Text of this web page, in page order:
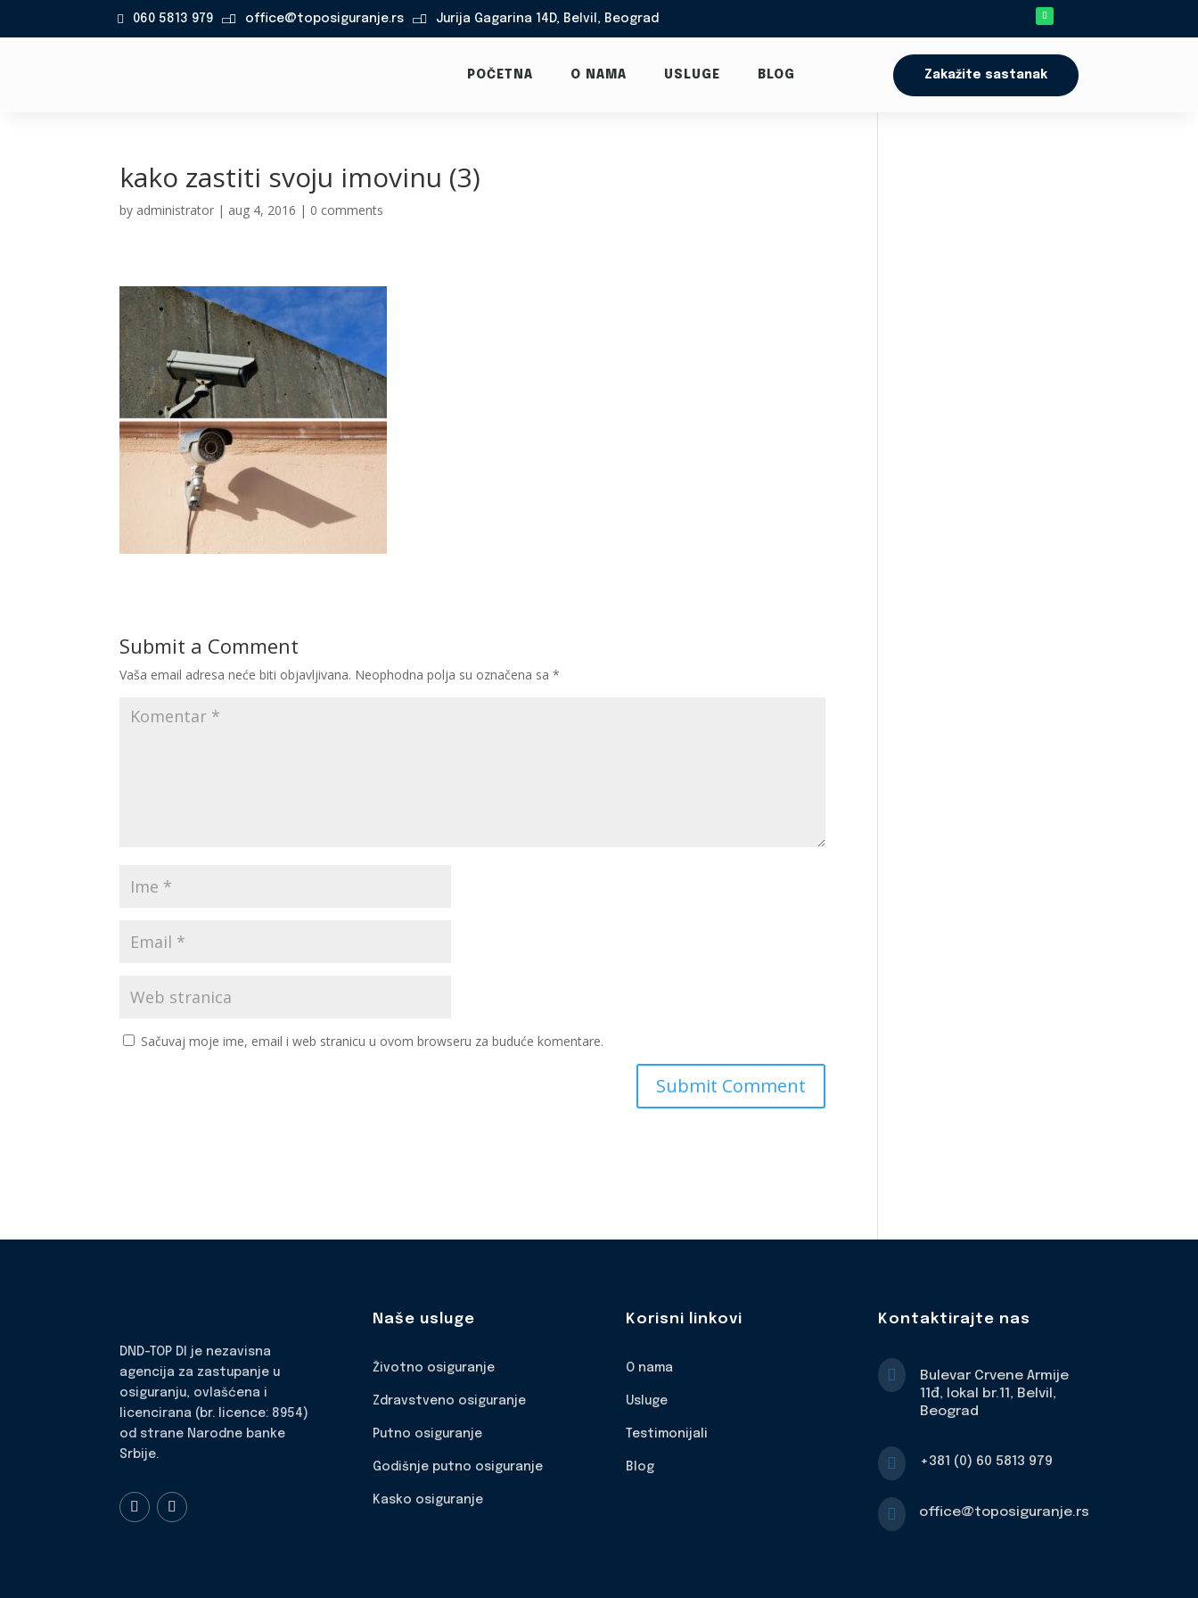
060 5813 979  office@toposiguranje.rs  Jurija Gagarina 14D, Belvil, Beograd
POČETNA O NAMA USLUGE BLOG Zakažite sastanak
kako zastiti svoju imovinu (3)
by administrator | aug 4, 2016 | 0 comments
Submit a Comment
Vaša email adresa neće biti objavljivana. Neophodna polja su označena sa*
Sačuvaj moje ime, email i web stranicu u ovom browseru za buduće komentare.
DND-TOP DI je nezavisna
agencija za zastupanje u
osiguranju, ovlašćena i
licencirana (br. licence: 8954)
od strane Narodne banke
Srbije.
Naše usluge
Životno osiguranje
Zdravstveno osiguranje
Putno osiguranje
Godišnje putno osiguranje
Kasko osiguranje
Korisni linkovi
O nama
Usluge
Testimonijali
Blog
Kontaktirajte nas

Bulevar Crvene Armije
11đ, lokal br.11, Belvil,
Beograd
 +381 (0) 60 5813 979
 office@toposiguranje.rs